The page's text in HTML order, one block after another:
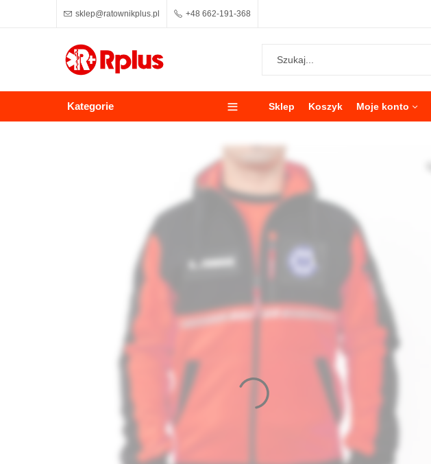
sklep@ratownikplus.pl +48 662-191-368
Kategorie Sklep Koszyk Moje konto